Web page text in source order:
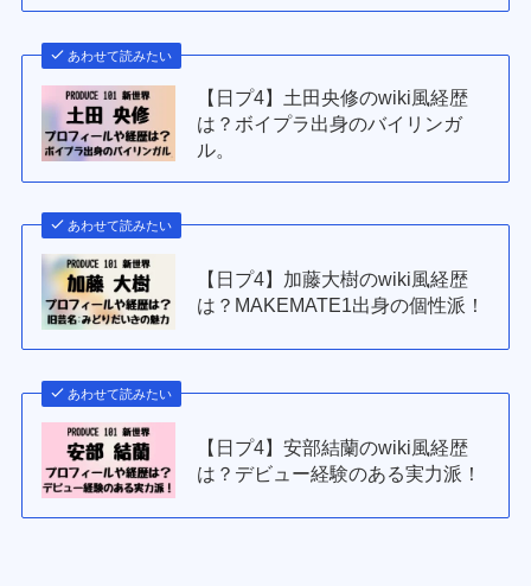
あわせて読みたい
【日プ4】土田央修のwiki風経歴
は？ボイプラ出身のバイリンガ
ル。
あわせて読みたい
【日プ4】加藤大樹のwiki風経歴
は？MAKEMATE1出身の個性派！
あわせて読みたい
【日プ4】安部結蘭のwiki風経歴
は？デビュー経験のある実力派！